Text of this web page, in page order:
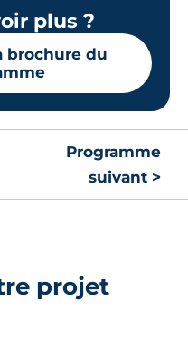
plus ?
brochure du
Programme
suivant >
projet